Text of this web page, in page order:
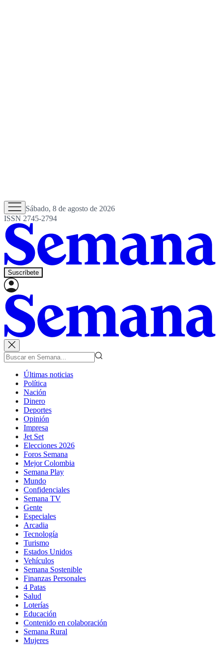
Sábado, 8 de agosto de 2026
ISSN 2745-2794
Suscríbete
Últimas noticias
Política
Nación
Dinero
Deportes
Opinión
Impresa
Jet Set
Elecciones 2026
Foros Semana
Mejor Colombia
Semana Play
Mundo
Confidenciales
Semana TV
Gente
Especiales
Arcadia
Tecnología
Turismo
Estados Unidos
Vehículos
Semana Sostenible
Finanzas Personales
4 Patas
Salud
Loterías
Educación
Contenido en colaboración
Semana Rural
Mujeres